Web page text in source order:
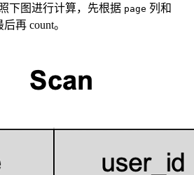
下图进行计算，先根据 page 列和
再 count。